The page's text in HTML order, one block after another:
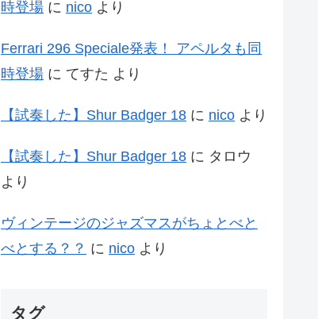
時登場 に nico より
Ferrari 296 Speciale発表！ アペルタも同
時登場 に てすた より
【試奏した】Shur Badger 18 に nico より
【試奏した】Shur Badger 18 に タロウ
より
ヴィンテージのジャズマスがちょとべと
べとする？？ に nico より
タグ